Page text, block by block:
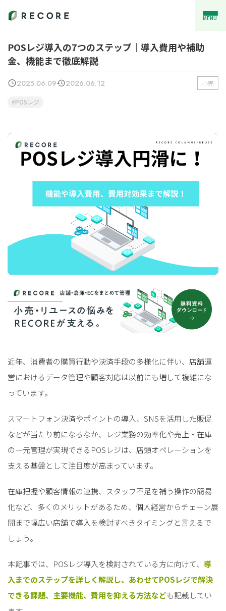
MENU
POSレジ導入の7つのステップ｜導入費用や補助
金、機能まで徹底解説
2025.06.09 2026.06.12 小売
POSレジ
近年、消費者の購買行動や決済手段の多様化に伴い、店舗運
営におけるデータ管理や顧客対応は以前にも増して複雑にな
っています。
スマートフォン決済やポイントの導入、SNSを活用した販促
などが当たり前になるなか、レジ業務の効率化や売上・在庫
の一元管理が実現できるPOSレジは、店頭オペレーションを
支える基盤として注目度が高まっています。
在庫把握や顧客情報の連携、スタッフ不足を補う操作の簡易
化など、多くのメリットがあるため、個人経営からチェーン展
開まで幅広い店舗で導入を検討すべきタイミングと言えるで
しょう。
本記事では、POSレジ導入を検討されている方に向けて、 導
入までのステップを詳しく解説し、あわせてPOSレジで解決
できる課題、主要機能、費用を抑える方法なども記載してい